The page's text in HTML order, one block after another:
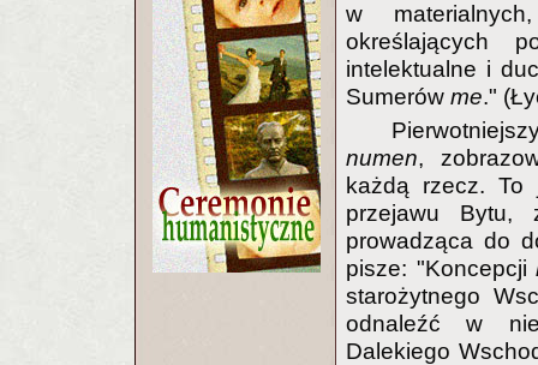
w
określających
intelektualne i
Sumerów me."
numen,
każdą rzecz. To
przejawu Bytu,
prowadząca do
pisze: "Koncepcji
starożytnego
odnaleźć w
Dalekiego